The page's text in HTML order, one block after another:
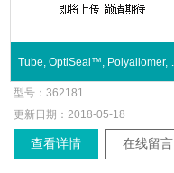
型号：362181
更新日期： 2018-05-18
查看详情 在线留言